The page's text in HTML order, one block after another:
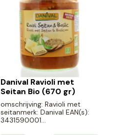
Danival Ravioli met
Seitan Bio (670 gr)
omschrijving: Ravioli met
seitanmerk: Danival EAN(s):
3431590001…